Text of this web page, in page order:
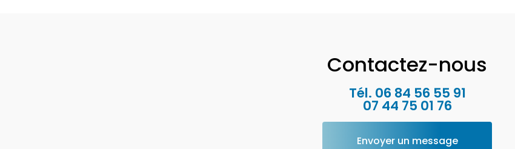
Contactez-nous
Tél. 06 84 56 55 91
07 44 75 01 76
Envoyer un message